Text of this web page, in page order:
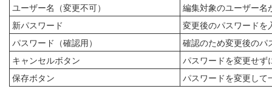
ユーザー名（変更不可）
編集対象のユーザー名
新パスワード
変更後のパスワードを
パスワード（確認用）
確認のため変更後のパ
キャンセルボタン
パスワードを変更せず
保存ボタン
パスワードを変更して